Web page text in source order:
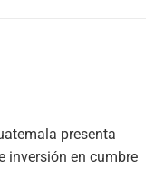
presenta
inversión en cumbre